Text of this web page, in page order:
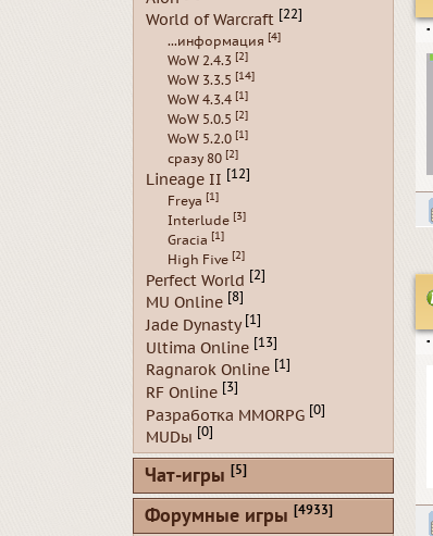
▪
▪
World of Warcraft [22]
...информация [4]
WoW 2.4.3 [2]
WoW 3.3.5 [14]
WoW 4.3.4 [1]
WoW 5.0.5 [2]
WoW 5.2.0 [1]
сразу 80 [2]
Lineage II [12]
Freya [1]
Interlude [3]
Gracia [1]
High Five [2]
Perfect World [2]
MU Online [8]
Jade Dynasty [1]
Ultima Online [13]
Ragnarok Online [1]
RF Online [3]
Разработка MMORPG [0]
MUDы [0]
Чат-игры [5]
Форумные игры [4933]